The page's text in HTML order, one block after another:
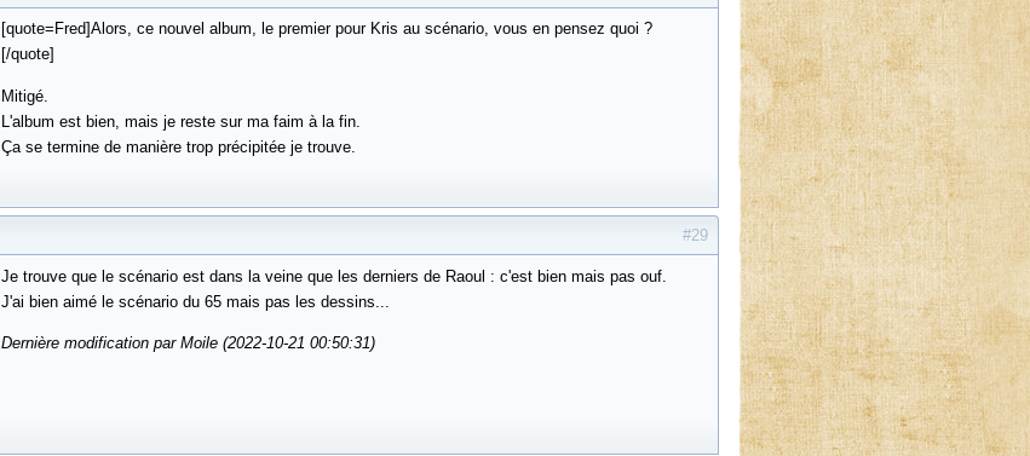
[quote=Fred]Alors, ce nouvel album, le premier pour Kris au scénario, vous en pensez quoi ?
[/quote]
Mitigé.
L'album est bien, mais je reste sur ma faim à la fin.
Ça se termine de manière trop précipitée je trouve.
#29
Je trouve que le scénario est dans la veine que les derniers de Raoul : c'est bien mais pas ouf.
J'ai bien aimé le scénario du 65 mais pas les dessins...
Dernière modification par Moile (2022-10-21 00:50:31)